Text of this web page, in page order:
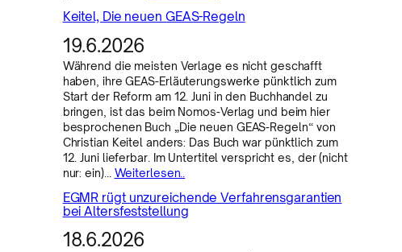
Keitel, Die neuen GEAS-Regeln
19.6.2026
Während die meisten Verlage es nicht geschafft
haben, ihre GEAS-Erläuterungswerke pünktlich zum
Start der Reform am 12. Juni in den Buchhandel zu
bringen, ist das beim Nomos-Verlag und beim hier
besprochenen Buch „Die neuen GEAS-Regeln“ von
Christian Keitel anders: Das Buch war pünktlich zum
12. Juni lieferbar. Im Untertitel verspricht es, der (nicht
nur: ein)… Weiterlesen..
EGMR rügt unzureichende Verfahrensgarantien
bei Altersfeststellung
18.6.2026